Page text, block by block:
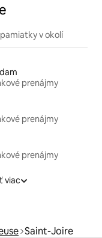
v okolí
prenájmy
prenájmy
prenájmy
viac
Saint-Joire